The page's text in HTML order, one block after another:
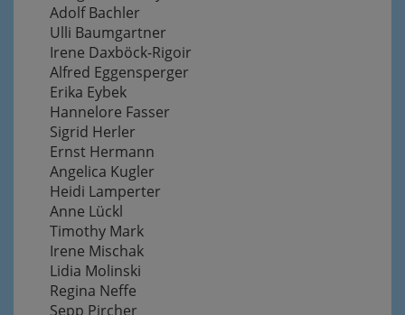
Adolf Bachler
Ulli Baumgartner
Irene Daxböck-Rigoir
Alfred Eggensperger
Erika Eybek
Hannelore Fasser
Sigrid Herler
Ernst Hermann
Angelica Kugler
Heidi Lamperter
Anne Lückl
Timothy Mark
Irene Mischak
Lidia Molinski
Regina Neffe
Sepp Pircher